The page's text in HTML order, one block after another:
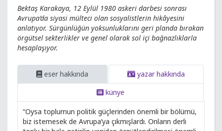
Bektaş Karakaya, 12 Eylül 1980 askeri darbesi sonrası
Avrupa’da siyasi mülteci olan sosyalistlerin hikâyesini
anlatıyor. Sürgünlüğün yoksunluklarını geri planda bırakan
örgütsel sekterlikler ve genel olarak sol içi bağnazlıklarla
hesaplaşıyor.
eser hakkında
yazar hakkında
künye
“Oysa toplumun politik güçlerinden önemli bir bölümü,
biz istemesek de Avrupa’ya çıkmışlardı. Onların derli